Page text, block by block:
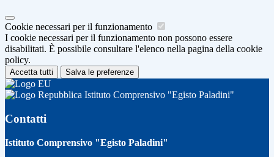
Cookie necessari per il funzionamento
I cookie necessari per il funzionamento non possono essere
disabilitati. È possibile consultare l'elenco nella pagina della cookie
policy.
Accetta tutti Salva le preferenze
Istituto Comprensivo "Egisto Paladini"
Contatti
Istituto Comprensivo "Egisto Paladini"